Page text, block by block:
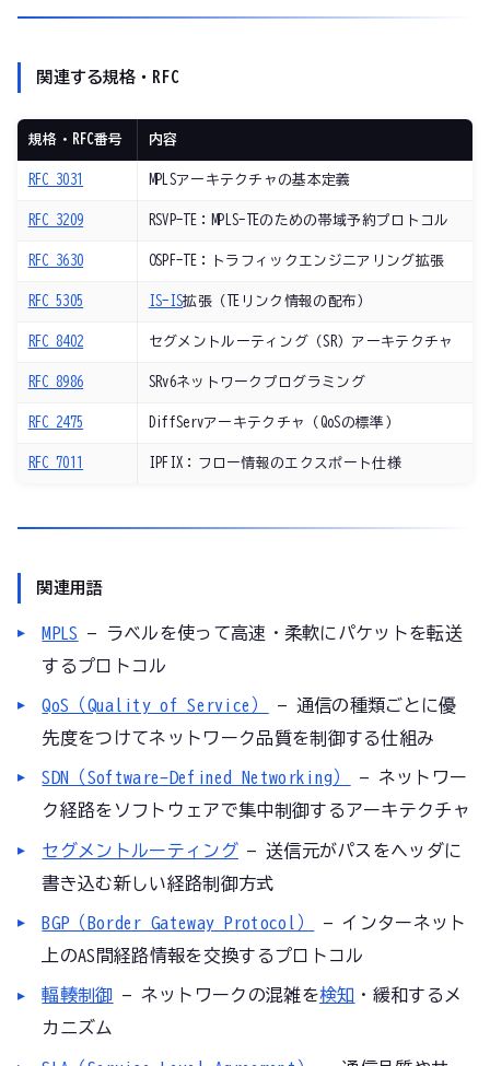
関連する規格・RFC
規格・RFC番号 内容
RFC 3031 MPLSアーキテクチャの基本定義
RFC 3209 RSVP-TE：MPLS-TEのための帯域予約プロトコル
RFC 3630 OSPF-TE：トラフィックエンジニアリング拡張
RFC 5305 IS-IS拡張（TEリンク情報の配布）
RFC 8402 セグメントルーティング（SR）アーキテクチャ
RFC 8986 SRv6ネットワークプログラミング
RFC 2475 DiffServアーキテクチャ（QoSの標準）
RFC 7011 IPFIX：フロー情報のエクスポート仕様
関連用語
MPLS
— ラベルを使って高速・柔軟にパケットを転送
するプロトコル
QoS（Quality of Service）
— 通信の種類ごとに優
先度をつけてネットワーク品質を制御する仕組み
SDN（Software-Defined Networking）
— ネットワー
ク経路をソフトウェアで集中制御するアーキテクチャ
セグメントルーティング— 送信元がパスをヘッダに
書き込む新しい経路制御方式
BGP（Border Gateway Protocol）
— インターネット
上のAS間経路情報を交換するプロトコル
輻輳制御 — ネットワークの混雑を検知 ・緩和するメ
カニズム